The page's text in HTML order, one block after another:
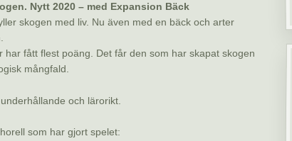
Nytt 2020 – med Expansion Bäck
skogen med liv. Nu även med en bäck och arter
har fått flest poäng. Det får den som har skapat skogen
mångfald.
och lärorikt.
som har gjort spelet: